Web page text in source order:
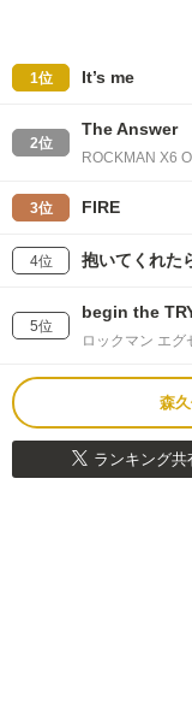
1位 It’s me
2位
The Answer
ROCKMAN X6
3位 FIRE
4位 抱いてくれた
5位
begin the
ロックマン エグ
森
ランキング共